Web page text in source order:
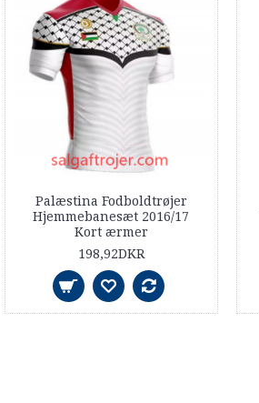
Palæstina Fodboldtrøjer
Hjemmebanesæt 2016/17
Kort ærmer
198,92DKR